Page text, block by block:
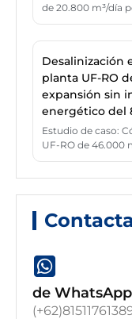
de 20.800 m³/día
Desalinización
planta UF-RO
expansión sin
energético del
Estudio de caso:
UF-RO de 46.000
de WhatsApp